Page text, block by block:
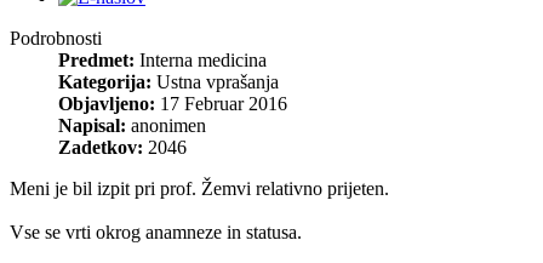
Podrobnosti
Predmet: Interna medicina
Kategorija: Ustna vprašanja
Objavljeno: 17 Februar 2016
Napisal: anonimen
Zadetkov: 2046
Meni je bil izpit pri prof. Žemvi relativno prijeten.
Vse se vrti okrog anamneze in statusa.